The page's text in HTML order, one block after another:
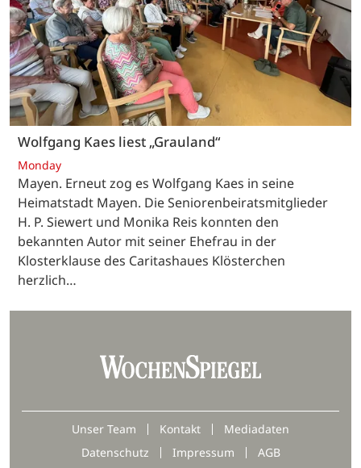
Wolfgang Kaes liest „Grauland“
Monday
Mayen. Erneut zog es Wolfgang Kaes in seine
Heimatstadt Mayen. Die Seniorenbeiratsmitglieder
H. P. Siewert und Monika Reis konnten den
bekannten Autor mit seiner Ehefrau in der
Klosterklause des Caritashaues Klösterchen
herzlich…
Unser Team Kontakt
Mediadaten
Datenschutz
Impressum AGB